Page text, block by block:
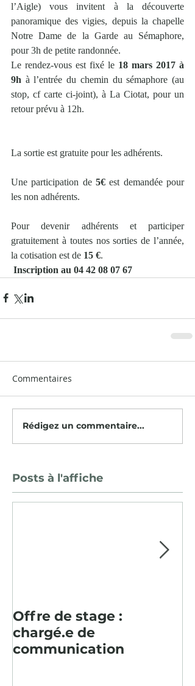
l’Aigle) vous invitent à la découverte
panoramique des vigies, depuis la chapelle
Notre Dame de la Garde au Sémaphore,
pour 3h de petite randonnée.
Le rendez-vous est fixé le 18 mars 2017 à
9h à l’entrée du chemin du sémaphore (au
stop, cf carte ci-joint), à La Ciotat, pour un
retour prévu à 12h.
La sortie est gratuite pour les adhérents.
Une participation de 5€ est demandée pour
les non adhérents.
Pour devenir adhérents et participer
gratuitement à toutes nos sorties de l’année,
la cotisation est de 15 €.
Inscription au 04 42 08 07 67
Commentaires
Rédigez un commentaire...
Posts à l'affiche
Offre de stage :
chargé.e de
communication